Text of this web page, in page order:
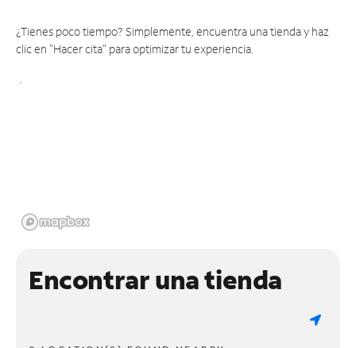
¿Tienes poco tiempo? Simplemente, encuentra una tienda y haz
clic en "Hacer cita" para optimizar tu experiencia.
Encontrar una tienda